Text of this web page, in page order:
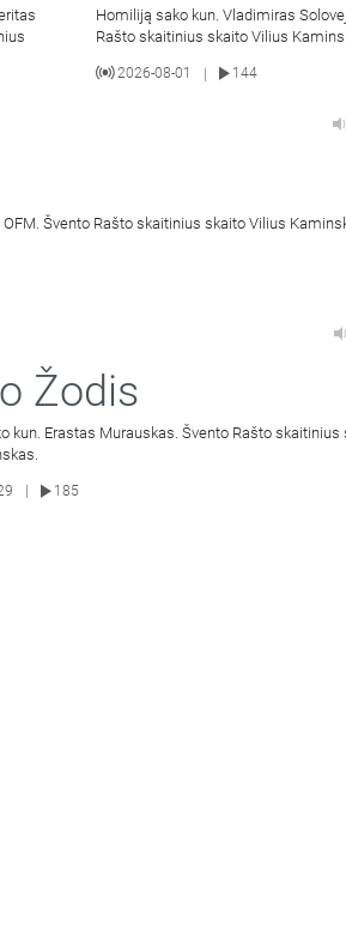
Homiliją sako kun. Vladimiras
Rašto skaitinius skaito Vilius
2026-08-01 | 144
Švento Rašto skaitinius skaito Vilius
Žodis
kun. Erastas Murauskas. Švento Rašto skaitinius
185